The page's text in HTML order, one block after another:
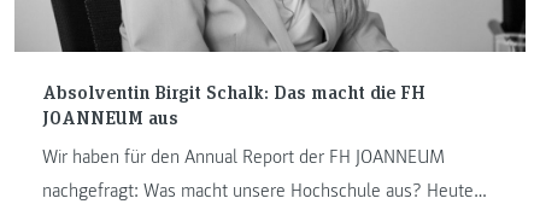
Absolventin Birgit Schalk: Das macht die FH
JOANNEUM aus
Wir haben für den Annual Report der FH JOANNEUM
nachgefragt: Was macht unsere Hochschule aus? Heute